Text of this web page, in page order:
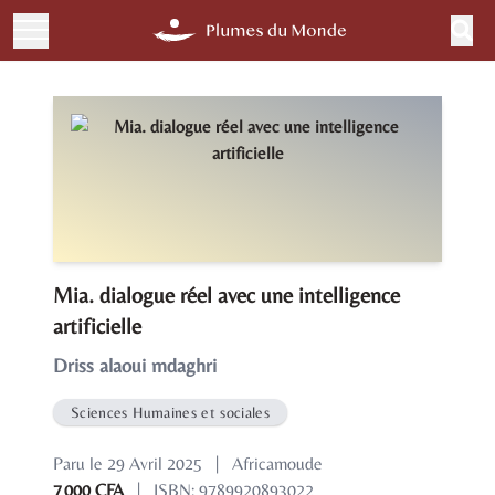
Mia. dialogue réel avec une intelligence
artificielle
Driss alaoui mdaghri
Sciences Humaines et sociales
Paru le 29 Avril 2025 |
Africamoude
7 000 CFA
| ISBN: 9789920893022